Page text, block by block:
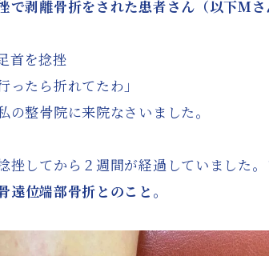
で剥離骨折をされた患者さん（以下Mさ
首を捻挫
ったら折れてたわ」
の整骨院に来院なさいました。
挫してから２週間が経過していました
遠位端部骨折とのこと。